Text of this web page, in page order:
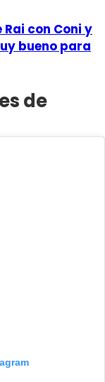
con Coni y
bueno para
de